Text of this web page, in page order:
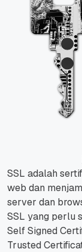
SSL adalah
web dan
server dan
SSL yang perlu
Self Signed
Trusted